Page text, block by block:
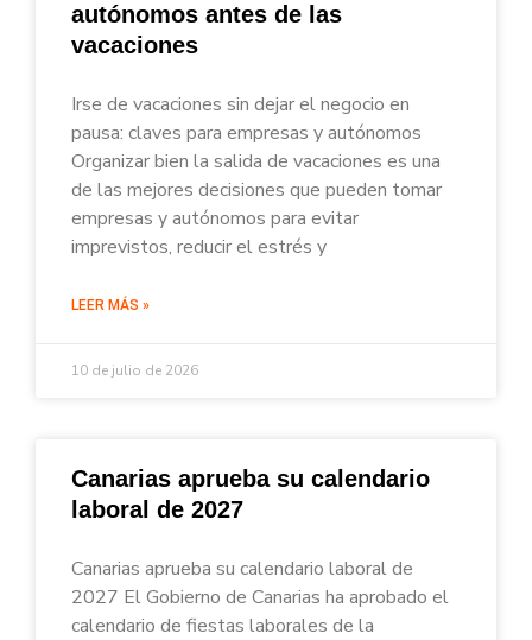
autónomos antes de las
vacaciones
Irse de vacaciones sin dejar el negocio en
pausa: claves para empresas y autónomos
Organizar bien la salida de vacaciones es una
de las mejores decisiones que pueden tomar
empresas y autónomos para evitar
imprevistos, reducir el estrés y
LEER MÁS »
10 de julio de 2026
Canarias aprueba su calendario
laboral de 2027
Canarias aprueba su calendario laboral de
2027 El Gobierno de Canarias ha aprobado el
calendario de fiestas laborales de la